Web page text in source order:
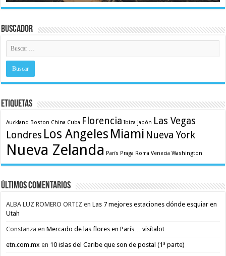
Buscador
Etiquetas
Auckland Boston China Cuba Florencia Ibiza japón Las Vegas
Londres Los Angeles Miami Nueva York
Nueva Zelanda París Praga Roma Venecia Washington
Últimos comentarios
ALBA LUZ ROMERO ORTIZ enLas 7 mejores estaciones dónde esquiar en
Utah
Constanza enMercado de las flores en París… visítalo!
etn.com.mx en 10 islas del Caribe que son de postal (1ª parte)